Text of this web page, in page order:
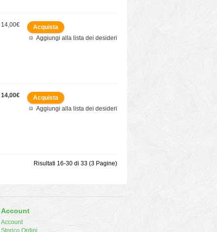
Aggiungi alla lista dei desideri
14,00€
Aggiungi alla lista dei desideri
14,00€
Risultati 16-30 di 33 (3 Pagine)
Account
Account
Storico Ordini